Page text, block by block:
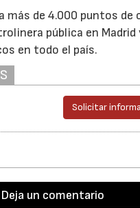
más de 4.000 puntos
pública en
en todo el país.
Solicitar
Deja un comentario